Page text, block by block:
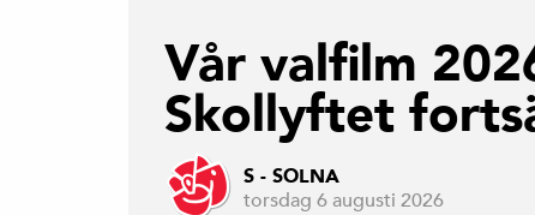
Vår valfilm
Skollyftet
S - SOLNA
torsdag 6 augusti 2026